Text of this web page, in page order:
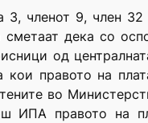
3, членот 9, член 32
дека со
од
правото на
во
ИПА правото на